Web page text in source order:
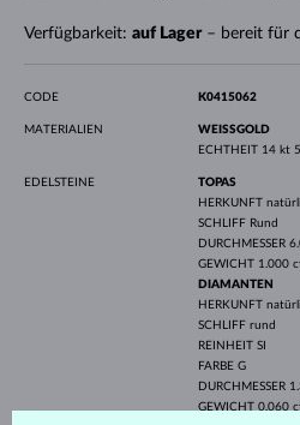
Verfügbarkeit: auf Lager– bereit für
CODE K0415062
MATERIALIEN
WEISSGOLD
ECHTHEIT 14 kt
EDELSTEINE
TOPAS
HERKUNFT
SCHLIFF Rund
DURCHMESSER
GEWICHT 1.000
DIAMANTEN
HERKUNFT
SCHLIFF rund
REINHEIT SI
FARBE G
DURCHMESSER
GEWICHT 0.060